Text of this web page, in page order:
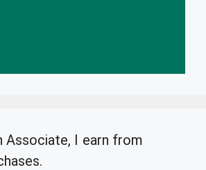
Associate, I earn from